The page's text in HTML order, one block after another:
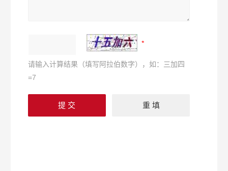
请输入计算结果（填写阿拉伯数字），如：三加四
=7